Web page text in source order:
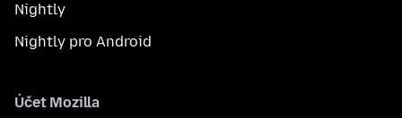
Nightly
Nightly pro Android
Účet Mozilla